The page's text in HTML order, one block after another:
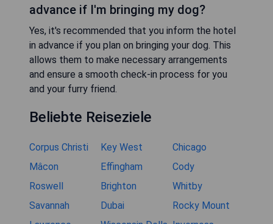
advance if I'm bringing my dog?
Yes, it's recommended that you inform the hotel
in advance if you plan on bringing your dog. This
allows them to make necessary arrangements
and ensure a smooth check-in process for you
and your furry friend.
Beliebte Reiseziele
Corpus Christi Key West
Chicago
Mâcon
Effingham
Cody
Roswell
Brighton
Whitby
Savannah
Dubai
Rocky Mount